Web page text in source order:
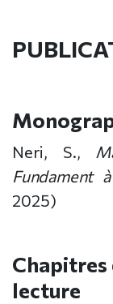
Neri, S.,
Fundament
2025)
Chapitres
lecture